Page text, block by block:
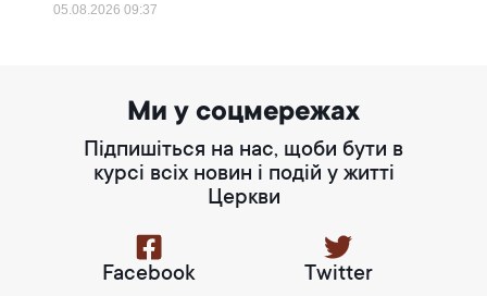
05.08.202609:37
Ми у соцмережах
Підпишіться на нас, щоби бути в
курсі всіх новин і подій у житті
Церкви
Facebook Twitter